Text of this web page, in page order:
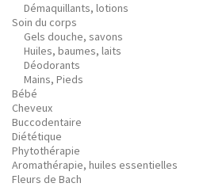
Démaquillants, lotions
Soin du corps
Gels douche, savons
Huiles, baumes, laits
Déodorants
Mains, Pieds
Bébé
Cheveux
Buccodentaire
Diététique
Phytothérapie
Aromathérapie, huiles essentielles
Fleurs de Bach